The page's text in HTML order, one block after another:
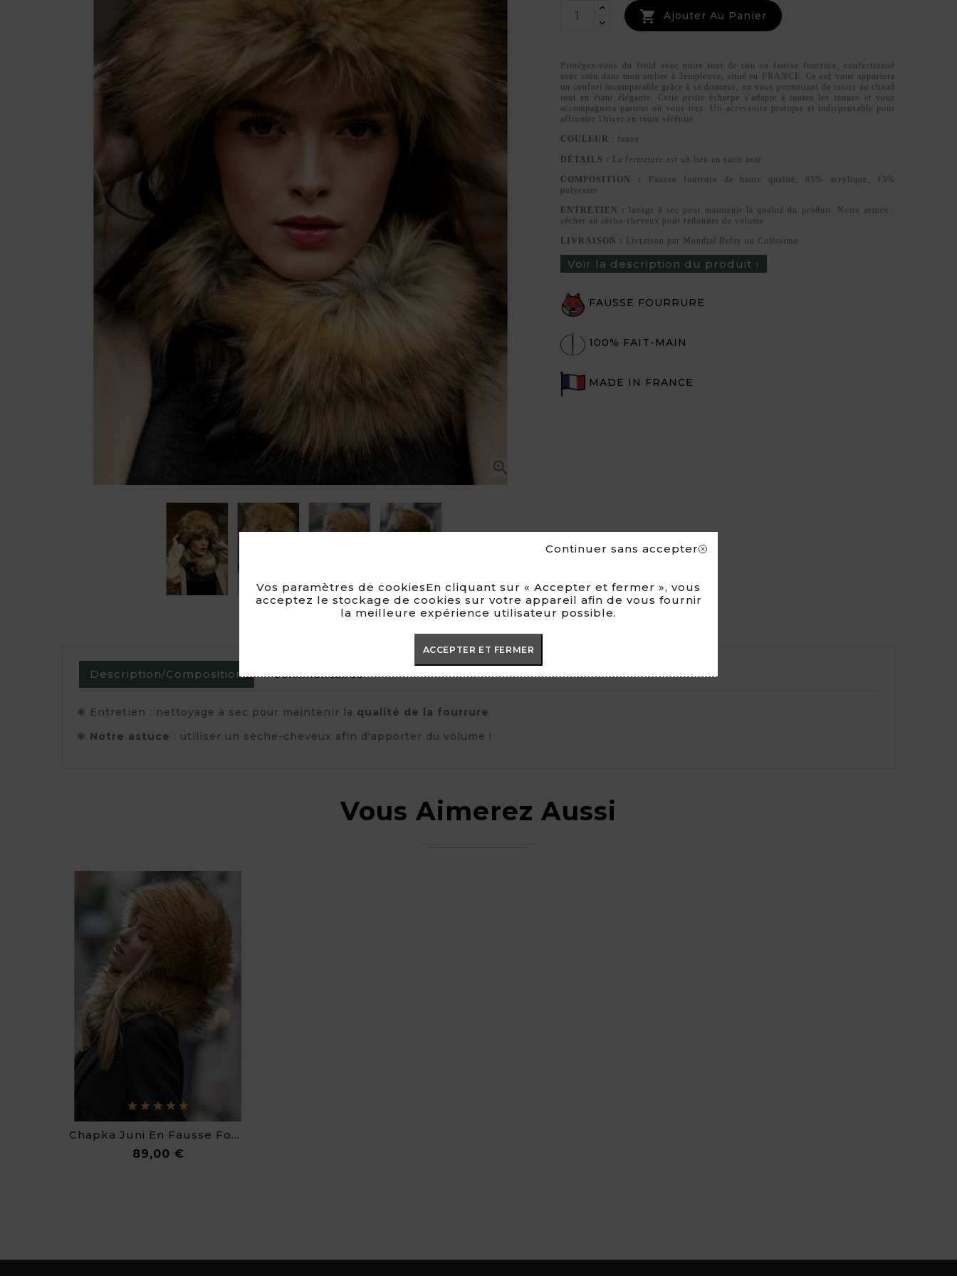
Continuer sans accepter
Vos paramètres de cookiesEn cliquant sur « Accepter et fermer », vous
acceptez le stockage de cookies sur votre appareil afin de vous fournir
la meilleure expérience utilisateur possible.
ACCEPTER ET FERMER

 Ajouter Au Panier
Protégez-vous du froid avec notre tour de cou en fausse fourrure, confectionné
avec soin dans mon atelier à Templeuve, situé en FRANCE. Ce col vous apportera
un confort incomparable grâce à sa douceur, en vous permettant de rester au chaud
tout en étant élégante. Cette petite écharpe s'adapte à toutes les tenues et vous
accompagnera partout où vous irez. Un accessoire pratique et indispensable pour
affronter l'hiver en toute sérénité.
COULEUR : fauve
DÉTAILS : La fermeture est un lien en satin noir
COMPOSITION : Fausse fourrure de haute qualité, 85% acrylique, 15%
polyester
ENTRETIEN :
lavage à sec pour maintenir la qualité du produit. Notre astuce :
sécher au sèche-cheveux pour redonner du volume
LIVRAISON : Livraison par Mondial Relay ou Colissimo
Voir la description du produit ›
FAUSSE FOURRURE
100% FAIT-MAIN
MADE IN FRANCE
Description/Composition Commentaires
❃ Entretien : nettoyage à sec pour maintenir la qualité de la fourrure
❃ Notre astuce : utiliser un sèche-cheveux afin d'apporter du volume !
Vous Aimerez Aussi
Chapka Juni En Fausse Fourrure De Luxe
89,00 €